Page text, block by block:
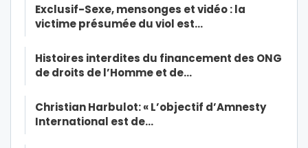
Exclusif-Sexe, mensonges et vidéo : la
victime présumée du viol est…
Histoires interdites du financement des ONG
de droits de l’Homme et de…
Christian Harbulot: « L’objectif d’Amnesty
International est de…